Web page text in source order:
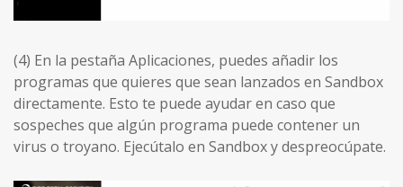
(4) En la pestaña Aplicaciones, puedes añadir los
programas que quieres que sean lanzados en Sandbox
directamente. Esto te puede ayudar en caso que
sospeches que algún programa puede contener un
virus o troyano. Ejecútalo en Sandbox y despreocúpate.